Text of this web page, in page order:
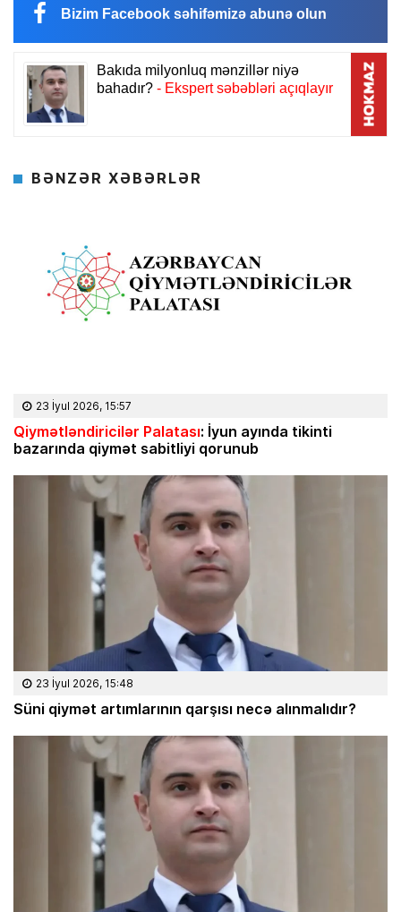
Bizim Facebook səhifəmizə abunə olun
BƏNZƏR XƏBƏRLƏR
23 İyul 2026, 15:57
Qiymətləndiricilər Palatası: İyun ayında tikinti
bazarında qiymət sabitliyi qorunub
23 İyul 2026, 15:48
Süni qiymət artımlarının qarşısı necə alınmalıdır?